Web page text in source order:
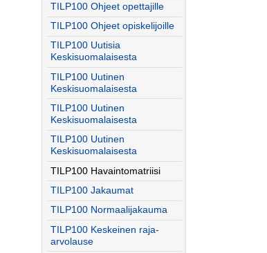
TILP100 Ohjeet opettajille
TILP100 Ohjeet opiskelijoille
TILP100 Uutisia
Keskisuomalaisesta
TILP100 Uutinen
Keskisuomalaisesta
TILP100 Uutinen
Keskisuomalaisesta
TILP100 Uutinen
Keskisuomalaisesta
TILP100 Havaintomatriisi
TILP100 Jakaumat
TILP100 Normaalijakauma
TILP100 Keskeinen raja-
arvolause